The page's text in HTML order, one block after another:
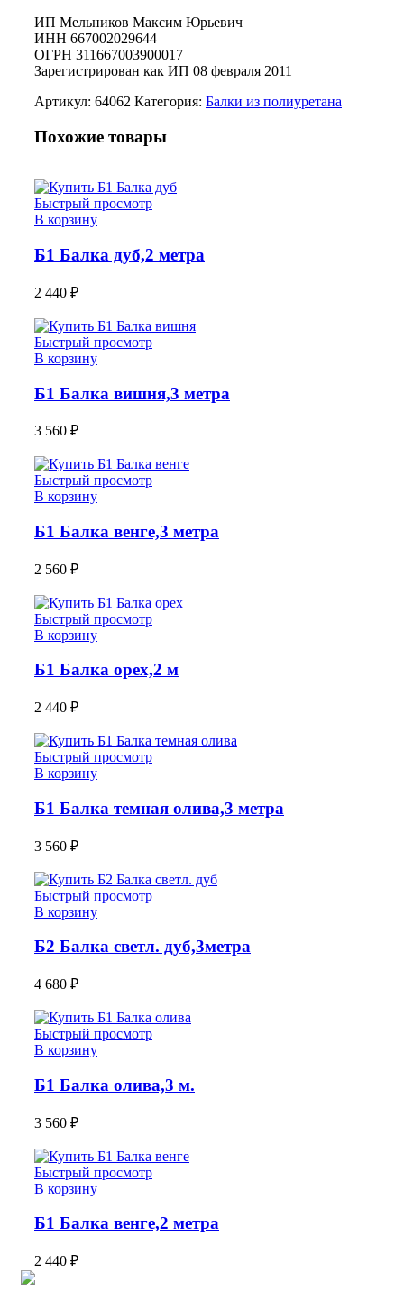
ИП Мельников Максим Юрьевич
ИНН 667002029644
ОГРН 311667003900017
Зарегистрирован как ИП 08 февраля 2011
Артикул: 64062 Категория: Балки из полиуретана
Похожие товары
Быстрый просмотр
В корзину
Б1 Балка дуб,2 метра
2 440 ₽
Быстрый просмотр
В корзину
Б1 Балка вишня,3 метра
3 560 ₽
Быстрый просмотр
В корзину
Б1 Балка венге,3 метра
2 560 ₽
Быстрый просмотр
В корзину
Б1 Балка орех,2 м
2 440 ₽
Быстрый просмотр
В корзину
Б1 Балка темная олива,3 метра
3 560 ₽
Быстрый просмотр
В корзину
Б2 Балка светл. дуб,3метра
4 680 ₽
Быстрый просмотр
В корзину
Б1 Балка олива,3 м.
3 560 ₽
Быстрый просмотр
В корзину
Б1 Балка венге,2 метра
2 440 ₽